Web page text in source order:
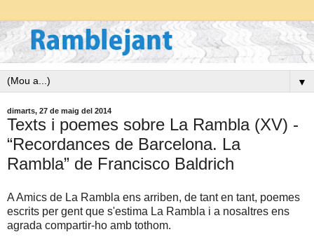
▼
dimarts, 27 de maig del 2014
Texts i poemes sobre La Rambla (XV) -
“Recordances de Barcelona. La
Rambla” de Francisco Baldrich
A Amics de La Rambla ens arriben, de tant en tant, poemes
escrits per gent que s'estima La Rambla i a nosaltres ens
agrada compartir-ho amb tothom.